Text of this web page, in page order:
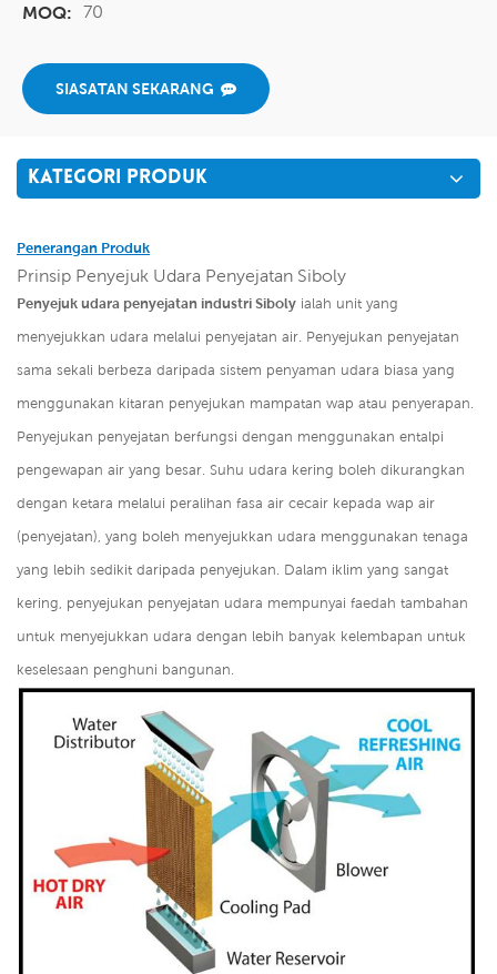
MOQ: 70
SIASATAN SEKARANG
KATEGORI PRODUK
Penerangan Produk
Prinsip Penyejuk Udara Penyejatan Siboly
Penyejuk udara penyejatan industri Siboly ialah unit yang
menyejukkan udara melalui penyejatan air. Penyejukan penyejatan
sama sekali berbeza daripada sistem penyaman udara biasa yang
menggunakan kitaran penyejukan mampatan wap atau penyerapan.
Penyejukan penyejatan berfungsi dengan menggunakan entalpi
pengewapan air yang besar. Suhu udara kering boleh dikurangkan
dengan ketara melalui peralihan fasa air cecair kepada wap air
(penyejatan), yang boleh menyejukkan udara menggunakan tenaga
yang lebih sedikit daripada penyejukan. Dalam iklim yang sangat
kering, penyejukan penyejatan udara mempunyai faedah tambahan
untuk menyejukkan udara dengan lebih banyak kelembapan untuk
keselesaan penghuni bangunan.